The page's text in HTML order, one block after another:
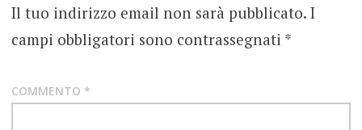
RECORDS
THE
Il tuo indirizzo email non sarà pubblicato. I
campi obbligatori sono contrassegnati *
COMMENTO *